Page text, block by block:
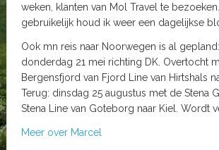
weken, klanten van Mol Travel te
gebruikelijk houd ik weer een dagelijkse
Ook mn reis naar Noorwegen is al
donderdag 21 mei richting DK. Overtocht
Bergensfjord van Fjord Line van Hirtshals
Terug: dinsdag 25 augustus met de Stena
Stena Line van Goteborg naar Kiel. Wordt
Meer over Marcel